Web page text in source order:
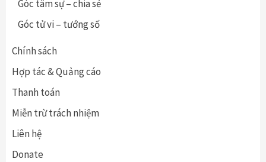
Góc tâm sự – chia sẻ
Góc tử vi – tướng số
Chính sách
Hợp tác & Quảng cáo
Thanh toán
Miễn trừ trách nhiệm
Liên hệ
Donate